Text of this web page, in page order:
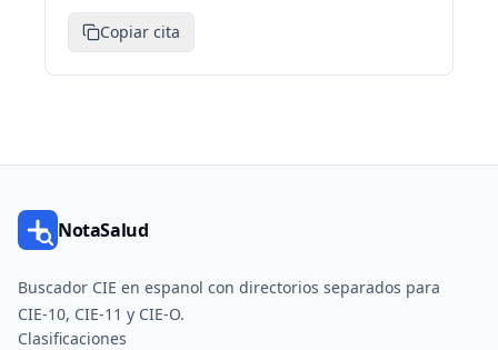
Copiar cita
NotaSalud
Buscador CIE en espanol con directorios separados para
CIE-10, CIE-11 y CIE-O.
Clasificaciones